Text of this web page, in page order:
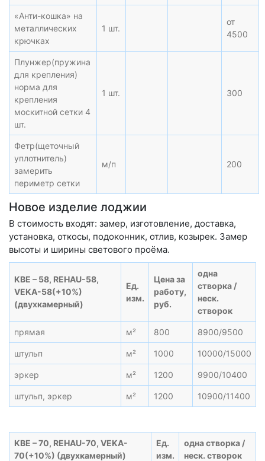
«Анти-кошка» на
металлических
крючках
1 шт.
от
4500
Плунжер(пружина
для крепления)
норма для
крепления
москитной сетки 4
шт.
1 шт. 300
Фетр(щеточный
уплотнитель)
замерить
периметр сетки
м/п 200
Новое изделие лоджии
В стоимость входят: замер, изготовление, доставка,
установка, откосы, подоконник, отлив, козырек. Замер
высоты и ширины светового проёма.
KBE – 58, REHAU-58,
VEKA-58(+10%)
(двухкамерный)
Ед.
изм.
Цена за
работу,
руб.
одна
створка /
неск.
створок
прямая м² 800 8900/9500
штульп м² 1000 10000/15000
эркер м² 1200 9900/10400
штульп, эркер м² 1200 10900/11400
KBE – 70, REHAU-70, VEKA-
70(+10%) (двухкамерный)
Ед.
изм.
одна створка /
неск. створок